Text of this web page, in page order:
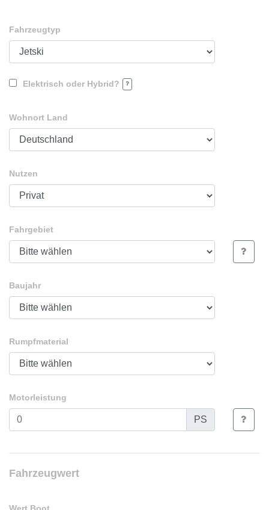
Fahrzeugtyp
Elektrisch oder Hybrid?
Wohnort Land
Nutzen
Fahrgebiet
Baujahr
Rumpfmaterial
Motorleistung
PS
Fahrzeugwert